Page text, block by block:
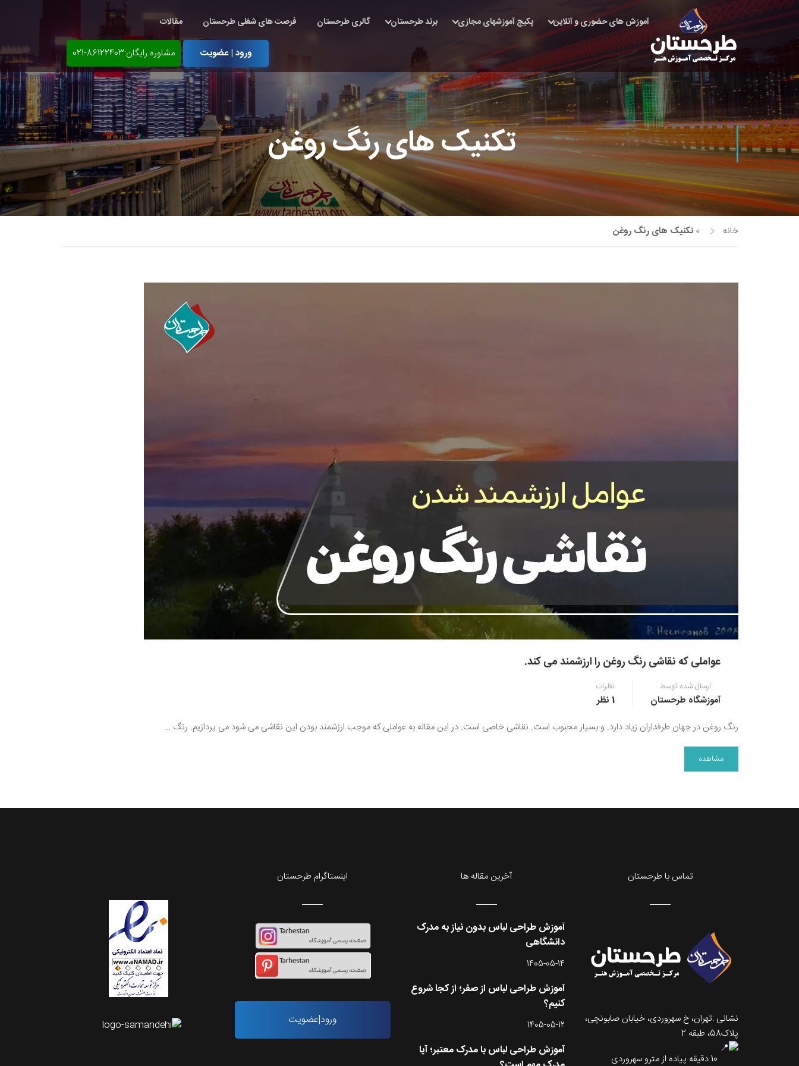
آموزش های حضوری و آنلاین پکیج آموزشهای مجازی برند طرحستان گالری طرحستان فرصت های شغلی طرحستان مقالات
ورود | عضویت مشاوره رایگان:86122403-021
تکنیک های رنگ روغن
خانه » تکنیک های رنگ روغن
عواملی که نقاشی رنگ روغن را ارزشمند می کند.
ارسال شده توسط
آموزشگاه طرحستان
نظرات
1 نظر
رنگ روغن در جهان طرفداران زیاد دارد. و بسیار محبوب است. نقاشی خاصی است. در این مقاله به عواملی که موجب ارزشمند بودن این نقاشی می شود می پردازیم. رنگ …
مشاهده
اینستاگرام طرحستان
ورود|عضویت
آخرین مقاله ها
آموزش طراحی لباس بدون نیاز به مدرک
دانشگاهی
1405-05-14
آموزش طراحی لباس از صفر؛ از کجا شروع
کنیم؟
1405-05-12
آموزش طراحی لباس با مدرک معتبر؛ آیا
تماس با طرحستان
نشانی :تهران، خ سهروردی، خیابان صابونچی،
پلاک58، طبقه 2